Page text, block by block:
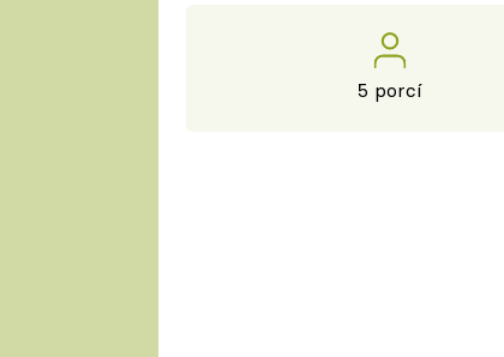
5 porcí